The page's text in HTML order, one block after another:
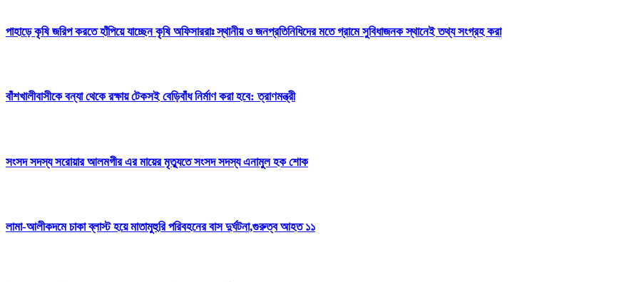
পাহাড়ে কৃষি জরিপ করতে হাঁপিয়ে যাচ্ছেন কৃষি অফিসাররাঃ স্থানীয় ও জনপ্রতিনিধিদের মতে গ্রামে সুবিধাজনক স্থানেই তথ্য সংগ্রহ করা
বাঁশখালীবাসীকে বন্যা থেকে রক্ষায় টেকসই বেড়িবাঁধ নির্মাণ করা হবে: ত্রাণমন্ত্রী
সংসদ সদস্য সরোয়ার আলমগীর এর মায়ের মৃত্যুতে সংসদ সদস্য এনামুল হক শোক
লামা-আলীকদমে চাকা ব্লাস্ট হয়ে মাতামুহুরি পরিবহনের বাস দুর্ঘটনা,গুরুত্ব আহত ১১